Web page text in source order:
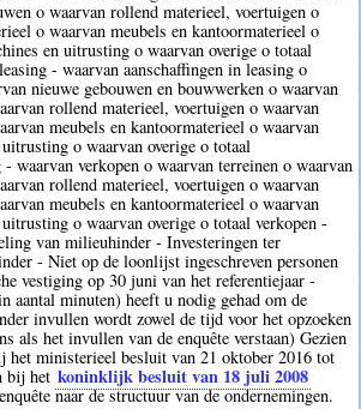
o waarvan rollend materieel, voertuigen o
o waarvan meubels en kantoormaterieel o
en uitrusting o waarvan overige o totaal
- waarvan aanschaffingen in leasing o
nieuwe gebouwen en bouwwerken o waarvan
rollend materieel, voertuigen o waarvan
meubels en kantoormaterieel o waarvan
o waarvan overige o totaal
waarvan verkopen o waarvan terreinen o waarvan
rollend materieel, voertuigen o waarvan
meubels en kantoormaterieel o waarvan
o waarvan overige o totaal verkopen -
van milieuhinder - Investeringen ter
- Niet op de loonlijst ingeschreven personen
vestiging op 30 juni van het referentiejaar -
aantal minuten) heeft u nodig gehad om de
invullen wordt zowel de tijd voor het opzoeken
als het invullen van de enquête verstaan) Gezien
het ministerieel besluit van 21 oktober 2016 tot
bij het koninklijk besluit van 18 juli 2008
naar de structuur van de ondernemingen.